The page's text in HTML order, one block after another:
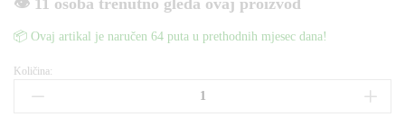
👁️ 11 osoba trenutno gleda ovaj proizvod
📦 Ovaj artikal je naručen 64 puta u prethodnih mjesec dana!
ALAT
KOFER
Količina: